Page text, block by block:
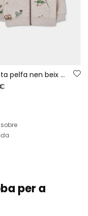
Jaqueta pelfa nen beix estampat aventura
per a